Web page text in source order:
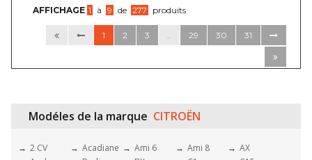
AFFICHAGE 1 à 9 de 277 produits
1 2 3 29 30 31
Modéles de la marque CITROËN
2 CV Acadiane Ami 6 Ami 8
AX